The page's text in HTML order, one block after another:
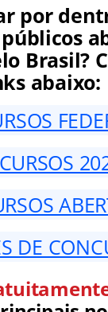
por
Brasil?
abaixo:
DE